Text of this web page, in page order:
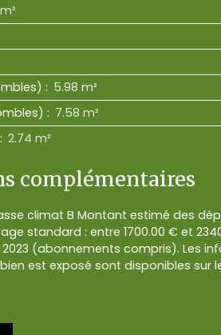
: 5.98 m²
: 7.58 m²
: 2.74 m²
complémentaires
climat B Montant estimé des
standard : entre 1700.00 € et
2023 (abonnements compris). Les
est exposé sont disponibles sur